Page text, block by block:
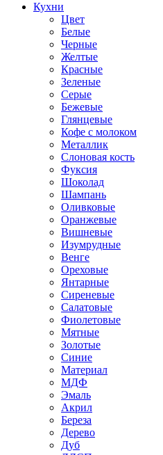
Кухни
Цвет
Белые
Черные
Желтые
Красные
Зеленые
Серые
Бежевые
Глянцевые
Кофе с молоком
Металлик
Слоновая кость
Фуксия
Шоколад
Шампань
Оливковые
Оранжевые
Вишневые
Изумрудные
Венге
Ореховые
Янтарные
Сиреневые
Салатовые
Фиолетовые
Мятные
Золотые
Синие
Материал
МДФ
Эмаль
Акрил
Береза
Дерево
Дуб